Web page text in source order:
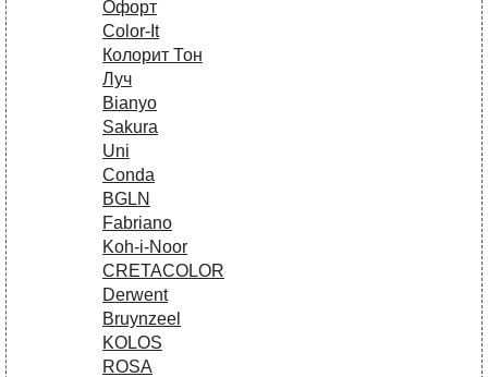
Офорт
Сolor-It
Колорит Тон
Луч
Bianyo
Sakura
Uni
Conda
BGLN
Fabriano
Koh-i-Noor
CRETACOLOR
Derwent
Bruynzeel
KOLOS
ROSA